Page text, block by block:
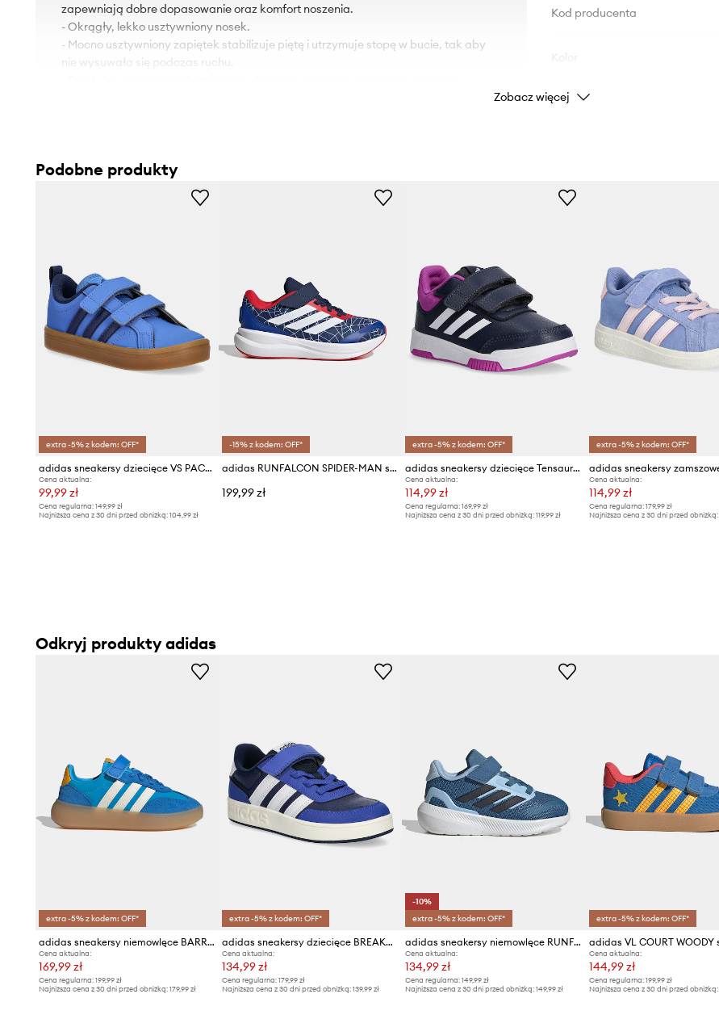
zapewniają dobre dopasowanie oraz komfort noszenia.
- Okrągły, lekko usztywniony nosek.
- Mocno usztywniony zapiętek stabilizuje piętę i utrzymuje stopę w bucie, tak aby
nie wysuwała się podczas ruchu.
Kod producenta
Marka
ID Produktu
Zobacz więcej
Podobne produkty
extra -5% z kodem: OFF*
adidas sneakersy dziecięce VS PACE 2.0
Cena aktualna:
99,99 zł
Cena regularna: 149,99 zł
Najniższa cena z 30 dni przed obniżką: 104,99 zł
-15% z kodem: OFF*
adidas RUNFALCON SPIDER-MAN sneakersy dziecięce
199,99 zł
extra -5% z kodem: OFF*
adidas sneakersy dziecięce Tensaur Sport 2.0
Cena aktualna:
114,99 zł
Cena regularna: 169,99 zł
Najniższa cena z 30 dni przed obniżką: 119,99 zł
extra -5% z kodem: OFF*
Cena aktualna:
114,99 zł
Cena regularna: 179,99 zł
Najniższa cena z 30 dni przed obniżką:
Odkryj produkty adidas
extra -5% z kodem: OFF*
adidas sneakersy niemowlęce BARREDA DECODE
Cena aktualna:
169,99 zł
Cena regularna: 199,99 zł
Najniższa cena z 30 dni przed obniżką: 179,99 zł
extra -5% z kodem: OFF*
adidas sneakersy dziecięce BREAKBASE
Cena aktualna:
134,99 zł
Cena regularna:179,99 zł
Najniższa cena z 30 dni przed obniżką:139,99 zł
-10%
extra -5% z kodem: OFF*
adidas sneakersy niemowlęce RUNFALCON 5
Cena aktualna:
134,99 zł
Cena regularna: 149,99 zł
Najniższa cena z 30 dni przed obniżką: 149,99 zł
extra -5% z kodem: OFF*
Cena aktualna:
144,99 zł
Cena regularna: 199,99 zł
Najniższa cena z 30 dni przed obniżką: